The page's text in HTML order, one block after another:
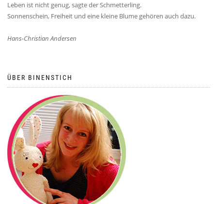
Leben ist nicht genug, sagte der Schmetterling.
Sonnenschein, Freiheit und eine kleine Blume gehören auch dazu.
Hans-Christian Andersen
ÜBER BINENSTICH